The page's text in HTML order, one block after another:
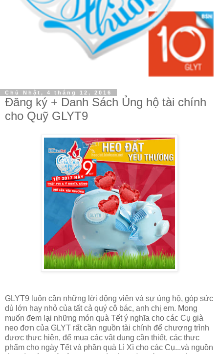
Chủ Nhật, 4 tháng 12, 2016
Đăng ký + Danh Sách Ủng hộ tài chính
cho Quỹ GLYT9
GLYT9 luôn cần những lời động viên và sự ủng hộ, góp sức
dù lớn hay nhỏ của tất cả quý cô bác, anh chị em. Mong
muốn đem lại những món quà Tết ý nghĩa cho các Cụ già
neo đơn của GLYT rất cần nguồn tài chính để chương trình
được thực hiện, để mua các vật dụng cần thiết, các thực
phẩm cho ngày Tết và phần quà Lì Xì cho các Cụ...và nguồn